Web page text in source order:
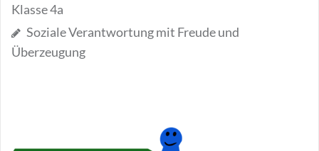
Klasse 4a
Soziale Verantwortung mit Freude und
Überzeugung